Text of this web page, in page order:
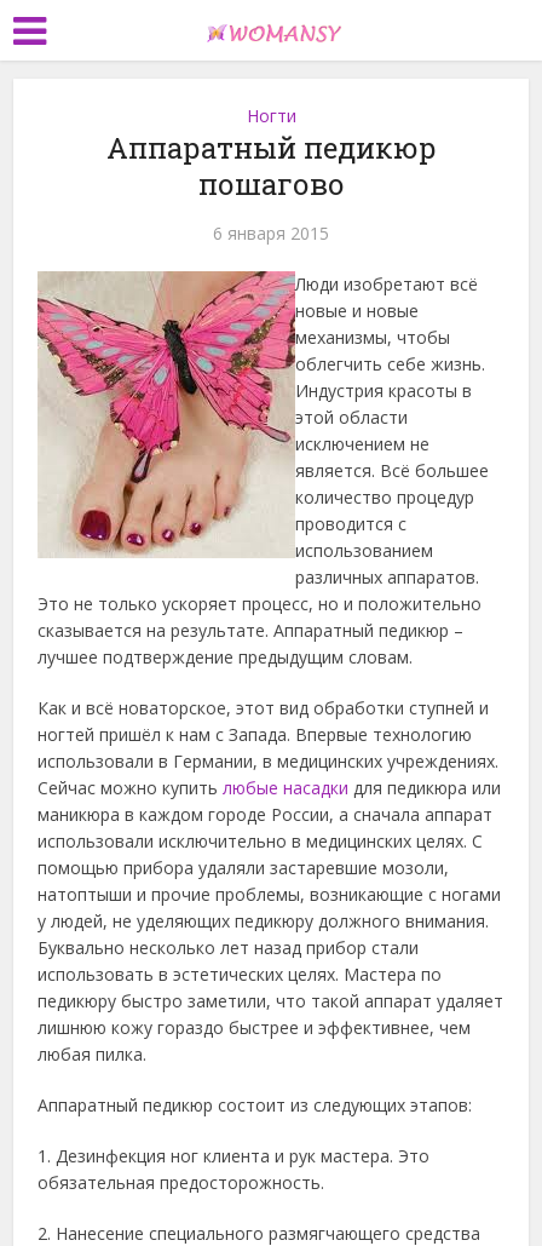
Ногти
Аппаратный педикюр
пошагово
6 января 2015
Люди изобретают всё
новые и новые
механизмы, чтобы
облегчить себе жизнь.
Индустрия красоты в
этой области
исключением не
является. Всё большее
количество процедур
проводится с
использованием
различных аппаратов.
Это не только ускоряет процесс, но и положительно
сказывается на результате. Аппаратный педикюр –
лучшее подтверждение предыдущим словам.
Как и всё новаторское, этот вид обработки ступней и
ногтей пришёл к нам с Запада. Впервые технологию
использовали в Германии, в медицинских учреждениях.
Сейчас можно купитьлюбые насадки для педикюра или
маникюра в каждом городе России, а сначала аппарат
использовали исключительно в медицинских целях. С
помощью прибора удаляли застаревшие мозоли,
натоптыши и прочие проблемы, возникающие с ногами
у людей, не уделяющих педикюру должного внимания.
Буквально несколько лет назад прибор стали
использовать в эстетических целях. Мастера по
педикюру быстро заметили, что такой аппарат удаляет
лишнюю кожу гораздо быстрее и эффективнее, чем
любая пилка.
Аппаратный педикюр состоит из следующих этапов:
1. Дезинфекция ног клиента и рук мастера. Это
обязательная предосторожность.
2. Нанесение специального размягчающего средства